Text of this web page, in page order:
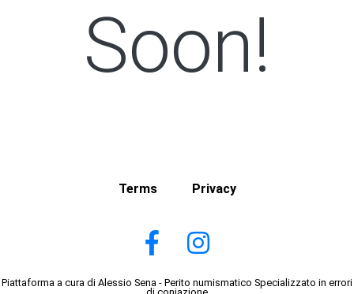
Soon!
Terms Privacy
Piattaforma a cura di Alessio Sena - Perito numismatico Specializzato in errori